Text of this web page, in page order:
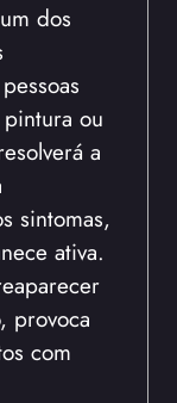
dos
ou
a
sintomas,
ativa.
provoca
com